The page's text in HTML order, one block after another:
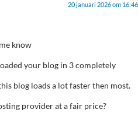
20 januari 2026 om 16:46
know
your blog in 3 completely
blog loads a lot faster then most.
provider at a fair price?